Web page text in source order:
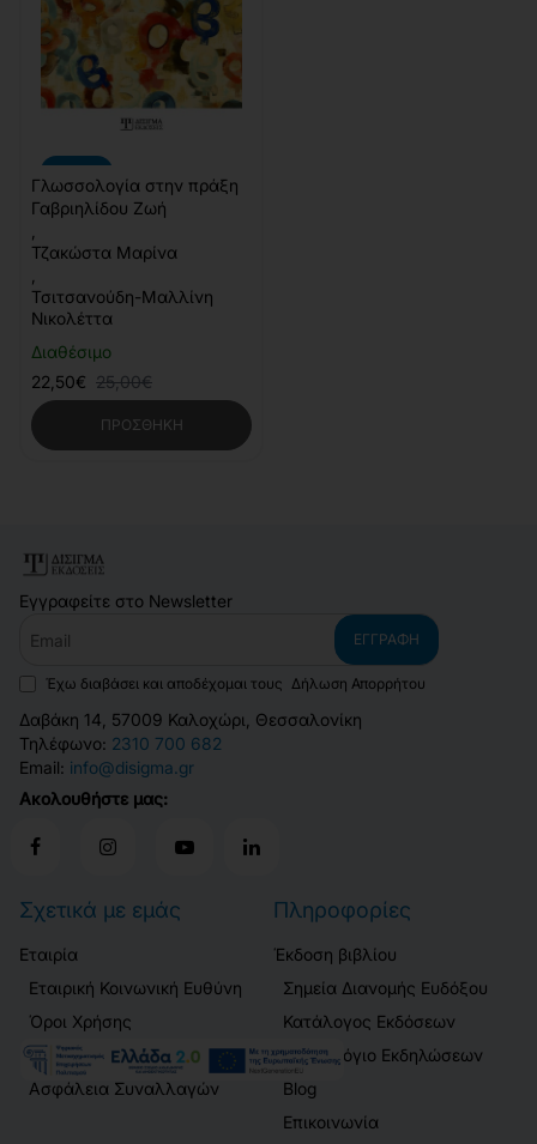
Διαθέσιμο
Γλωσσολογία στην πράξη
Γαβριηλίδου Ζωή
Τζακώστα Μαρίνα
Τσιτσανούδη-Μαλλίνη
Νικολέττα
22,50€ 25,00€
ΠΡΟΣΘΉΚΗ
Εγγραφείτε στο Newsletter
ΕΓΓΡΑΦΉ
Έχω διαβάσει και αποδέχομαι τους Δήλωση Απορρήτου
Δαβάκη 14, 57009 Καλοχώρι, Θεσσαλονίκη
Τηλέφωνο: 2310 700 682
Email: info@disigma.gr
Ακολουθήστε μας:
Σχετικά με εμάς
Εταιρία
Εταιρική Κοινωνική Ευθύνη
Όροι Χρήσης
Δήλωση Απορρήτου
Ασφάλεια Συναλλαγών
Πληροφορίες
Έκδοση βιβλίου
Σημεία Διανομής Ευδόξου
Κατάλογος Εκδόσεων
Ημερολόγιο Εκδηλώσεων
Blog
Επικοινωνία